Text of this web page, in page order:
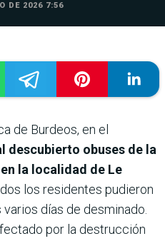
DE 2026 7:56
de Burdeos, en el
descubierto obuses de la
la localidad de Le
los residentes pudieron
días de desminado.
por la destrucción